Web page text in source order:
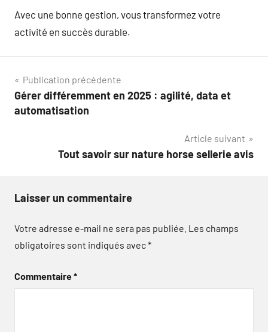
Avec une bonne gestion, vous transformez votre
activité en succès durable.
Navigation
de
Publication précédente
Gérer différemment en 2025 : agilité, data et
automatisation
Article suivant
Tout savoir sur nature horse sellerie avis
Laisser un commentaire
Votre adresse e-mail ne sera pas publiée. Les champs
obligatoires sont indiqués avec*
Commentaire*